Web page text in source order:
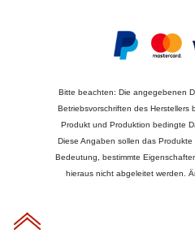
Bitte beachten: Die angegebenen
Betriebsvorschriften des Herstellers
Produkt und Produktion bedingte
Diese Angaben sollen das
Bedeutung, bestimmte
hieraus nicht abgeleitet werden.